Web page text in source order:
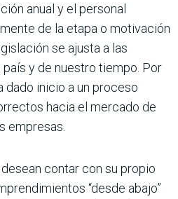
anual y el personal
de la etapa o motivación
se ajusta a las
y de nuestro tiempo. Por
dado inicio a un proceso
hacia el mercado de
empresas.
contar con su propio
“desde abajo”